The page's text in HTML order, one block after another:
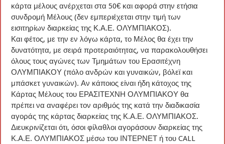
κάρτα μέλους ανέρχεται στα 50€ και αφορά στην ετήσια
συνδρομή Μέλους (δεν εμπεριέχεται στην τιμή των
εισιτηρίων διαρκείας της Κ.Α.Ε. ΟΛΥΜΠΙΑΚΟΣ).
Και φέτος, με την εν λόγω κάρτα, το Μέλος θα έχει την
δυνατότητα, με σειρά προτεραιότητας, να παρακολουθήσει
όλους τους αγώνες των Τμημάτων του Ερασιτέχνη
ΟΛΥΜΠΙΑΚΟΥ (πόλο ανδρών και γυναικών, βόλεϊ και
μπάσκετ γυναικών). Αν κάποιος είναι ήδη κάτοχος της
Κάρτας Μέλους του ΕΡΑΣΙΤΕΧΝΗ ΟΛΥΜΠΙΑΚΟΥ θα
πρέπει να αναφέρει τον αριθμός της κατά την διαδικασία
αγοράς της κάρτας διαρκείας της Κ.Α.Ε. ΟΛΥΜΠΙΑΚΟΣ.
Διευκρινίζεται ότι, όσοι φίλαθλοι αγοράσουν διαρκείας της
Κ.Α.Ε. ΟΛΥΜΠΙΑΚΟΣ μέσω του ΙΝΤΕΡΝΕΤ ή του CALL